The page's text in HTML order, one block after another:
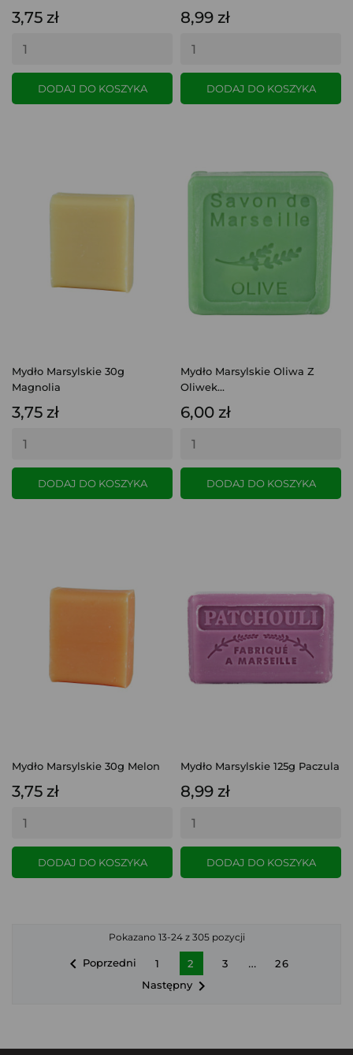
3,75 zł
DODAJ DO KOSZYKA
8,99 zł
DODAJ DO KOSZYKA
Mydło Marsylskie 30g
Magnolia
3,75 zł
DODAJ DO KOSZYKA
Mydło Marsylskie Oliwa Z
Oliwek...
6,00 zł
DODAJ DO KOSZYKA
Mydło Marsylskie 30g Melon
3,75 zł
DODAJ DO KOSZYKA
Mydło Marsylskie 125g Paczula
8,99 zł
DODAJ DO KOSZYKA
Pokazano 13-24 z 305 pozycji
 Poprzedni 1 2 3 …
26
Następny 